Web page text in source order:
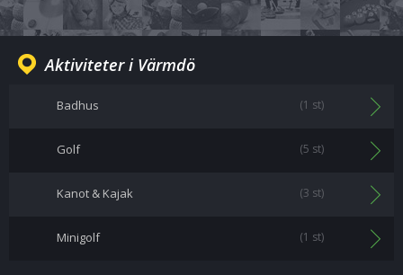
Aktiviteter i Värmdö
Badhus (1 st)
Golf (5 st)
Kanot & Kajak (3 st)
Minigolf (1 st)